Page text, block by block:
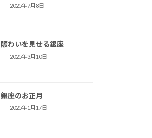
2025年7月8日
賑わいを見せる銀座
2025年3月10日
銀座のお正月
2025年1月17日